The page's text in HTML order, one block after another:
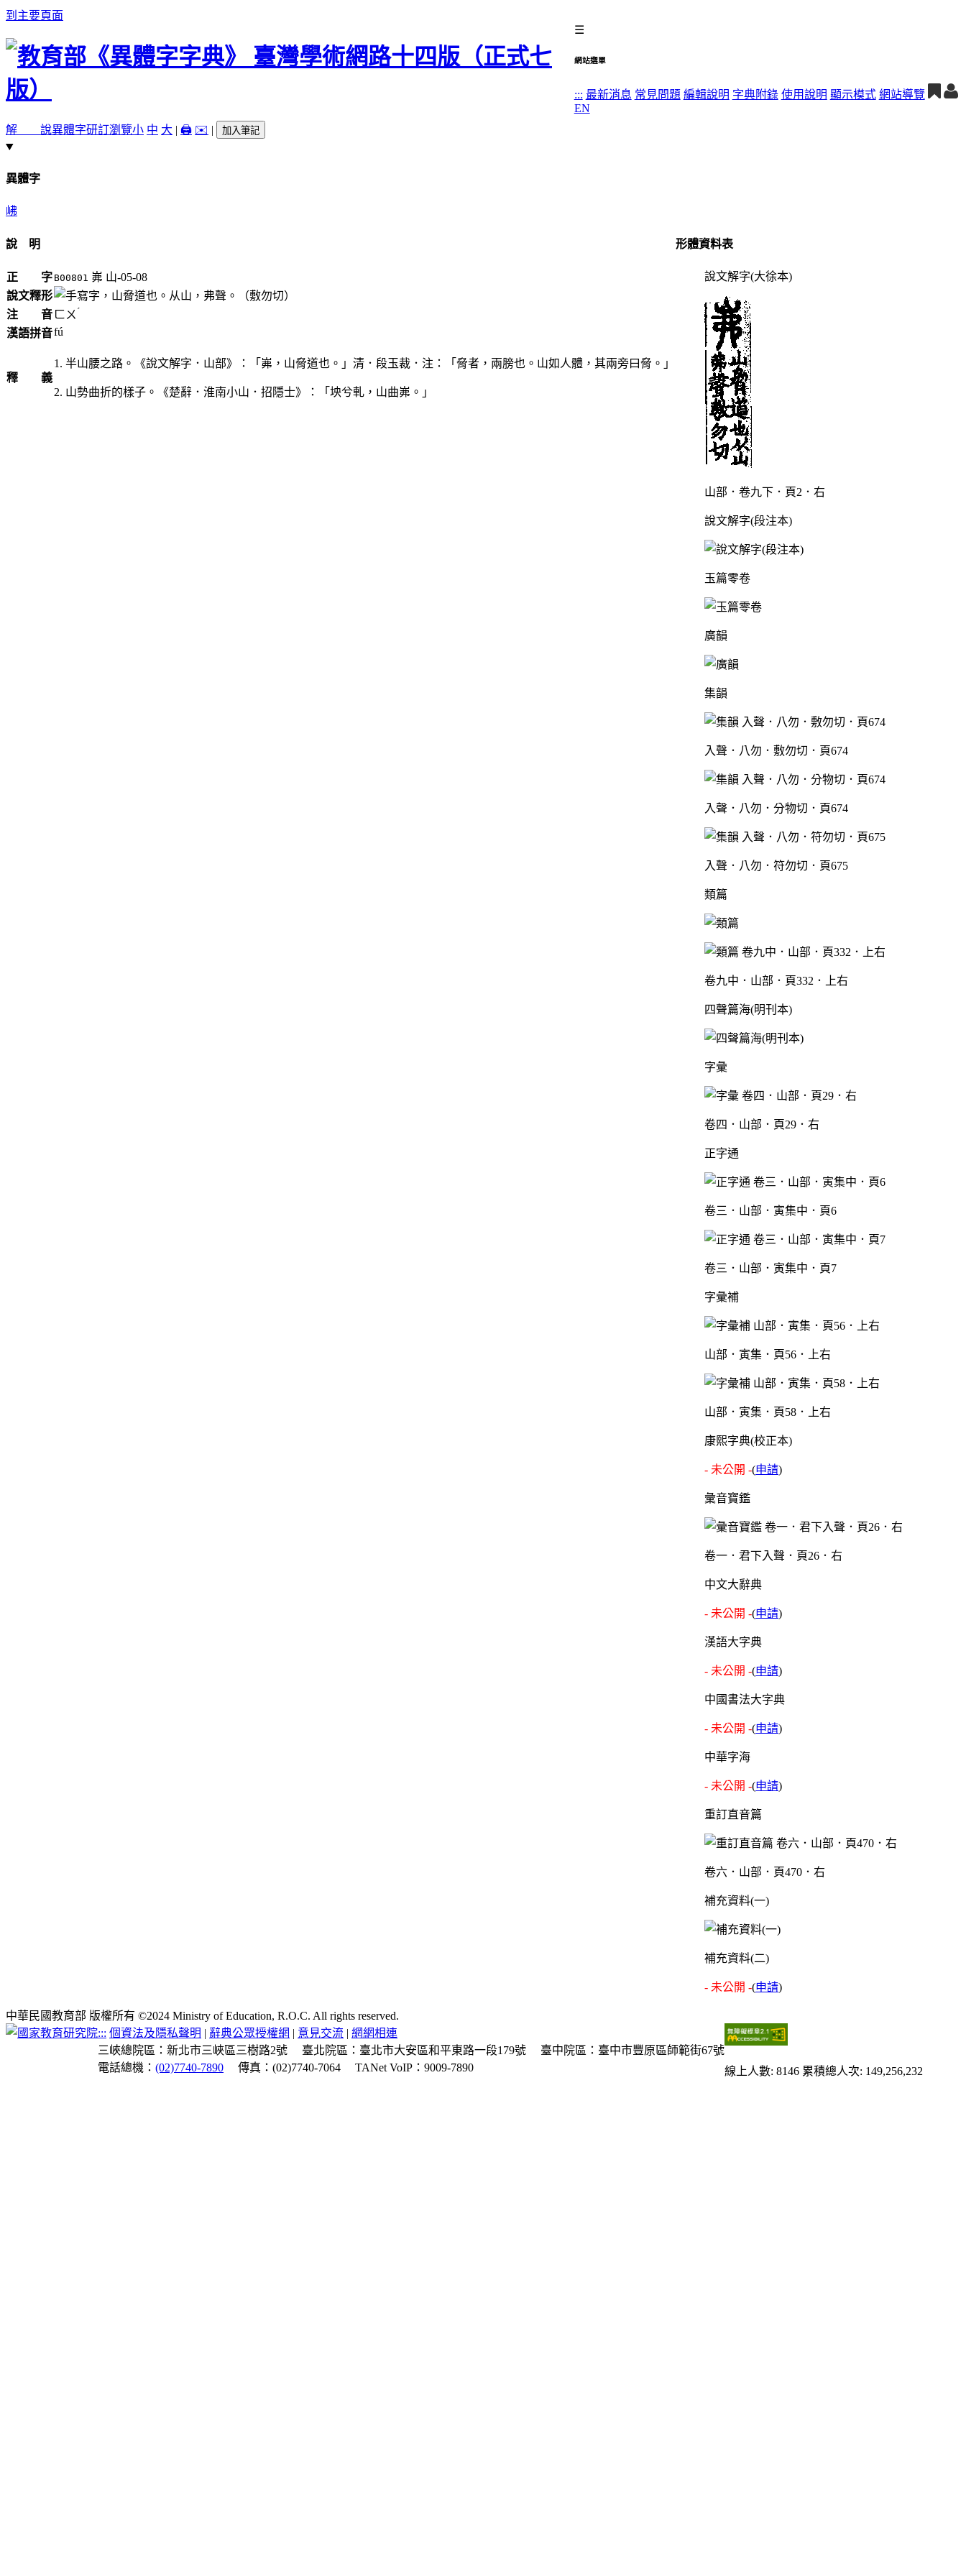
到主要頁面
☰
網站選單
::: 最新消息 常見問題 編輯說明 字典附錄 使用說明 顯示模式 網站導覽
EN
解 說異體字研訂瀏覽小 中 大 | 🖨️ ✉️ | 加入筆記
異體字
𡶒
說 明
正 字 B00801 岪 山-05-08
說文釋形
，山脅道也。从山，弗聲。（敷勿切）
注 音 ㄈㄨ ˊ
漢語拼音fú
釋 義
1. 半山腰之路。《說文解字．山部》：「岪，山脅道也。」清．段玉裁．注：「脅者，兩膀也。山如人體，其兩旁曰脅。」
2. 山勢曲折的樣子。《楚辭．淮南小山．招隱士》：「坱兮軋，山曲岪。」
形體資料表
說文解字(大徐本)
山部．卷九下．頁2．右
說文解字(段注本)
玉篇零卷
廣韻
集韻
入聲．八勿．敷勿切．頁674
入聲．八勿．分物切．頁674
入聲．八勿．符勿切．頁675
類篇
卷九中．山部．頁332．上右
四聲篇海(明刊本)
字彙
卷四．山部．頁29．右
正字通
卷三．山部．寅集中．頁6
卷三．山部．寅集中．頁7
字彙補
山部．寅集．頁56．上右
山部．寅集．頁58．上右
康熙字典(校正本)
- 未公開 -(申請)
彙音寶鑑
卷一．君下入聲．頁26．右
中文大辭典
- 未公開 -(申請)
漢語大字典
- 未公開 -(申請)
中國書法大字典
- 未公開 -(申請)
中華字海
- 未公開 -(申請)
重訂直音篇
卷六．山部．頁470．右
補充資料(一)
補充資料(二)
- 未公開 -(申請)
中華民國教育部 版權所有 ©2024 Ministry of Education, R.O.C. All rights reserved.
::: 個資法及隱私聲明 | 辭典公眾授權網 | 意見交流 | 網網相連
三峽總院區：新北市三峽區三樹路2號
臺北院區：臺北市大安區和平東路一段179號
臺中院區：臺中市豐原區師範街67號
電話總機： (02)7740-7890 傳真：(02)7740-7064 TANet VoIP：9009-7890 線上人數: 8146 累積總人次: 149,256,232